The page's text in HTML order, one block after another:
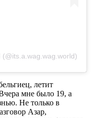
(@its.a.wag.wag.world)
летит
мне было 19, а
Не только в
Азар,